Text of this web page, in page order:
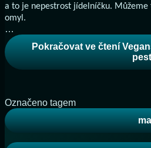
a to je nepestrost jídelníčku. Můžeme
omyl.
…
Pokračovat ve čtení
Označeno tagem